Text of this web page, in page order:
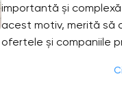
importantă și
acest motiv, merită să
ofertele și companiile